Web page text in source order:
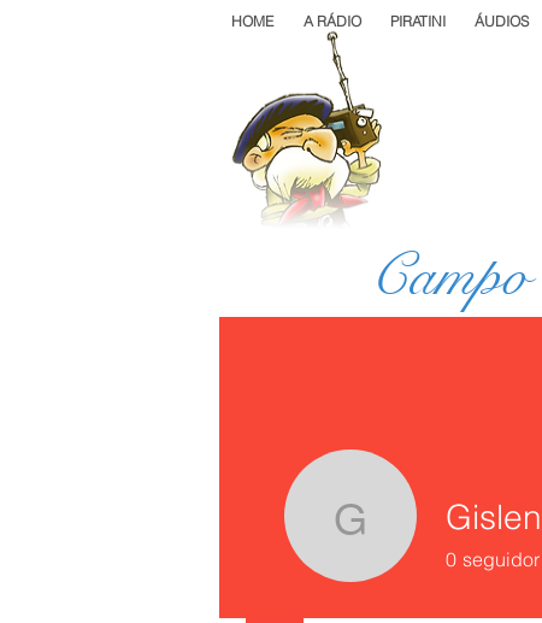
HOME A RÁDIO PIRATINI ÁUDIOS
Gislene
0 seguidor